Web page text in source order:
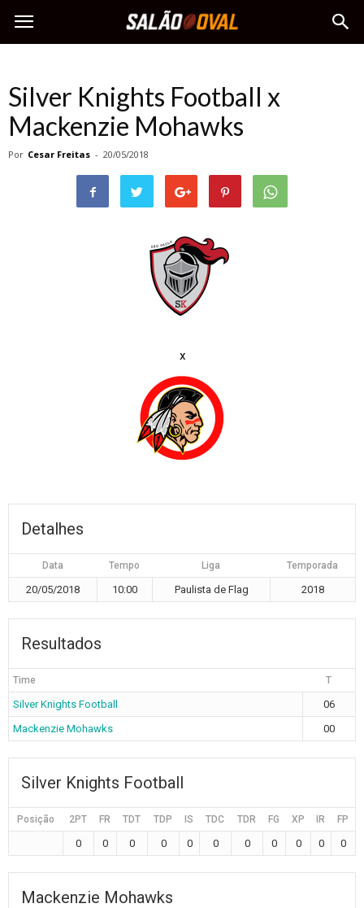
Silver Knights Football x
Mackenzie Mohawks
Por Cesar Freitas - 20/05/2018
x
Detalhes
Data Tempo Liga Temporada
20/05/2018 10:00 Paulista de Flag 2018
Resultados
Time T
Silver Knights Football
06
Mackenzie Mohawks
00
Silver Knights Football
Posição 2PT FR TDT TDP IS TDC TDR FG XP IR FP
0 0 0 0 0 0 0 0 0 0 0
Mackenzie Mohawks